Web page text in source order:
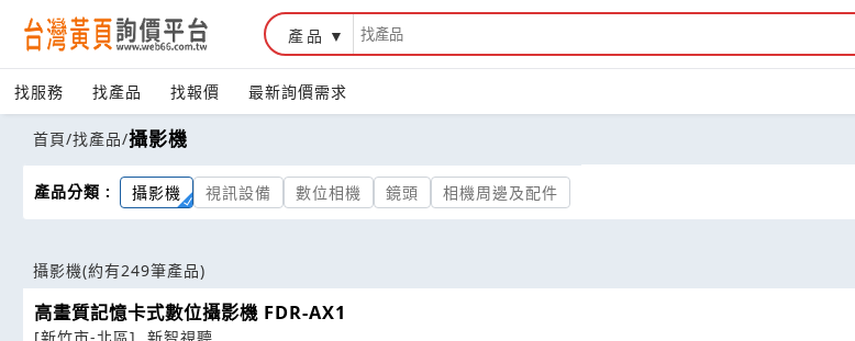
產品
找服務 找產品 找報價 最新詢價需求
首頁/找產品/攝影機
產品分類 : 攝影機 視訊設備 數位相機 鏡頭 相機周邊及配件
攝影機(約有249筆產品)
高畫質記憶卡式數位攝影機 FDR-AX1